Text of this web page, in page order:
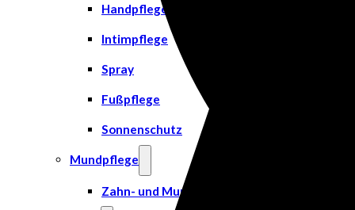
Handpflege
Intimpflege
Spray
Fußpflege
Sonnenschutz
Mundpflege
Zahn- und Mundpflege